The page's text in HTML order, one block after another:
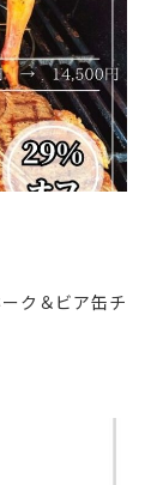
ク＆ビア缶チ